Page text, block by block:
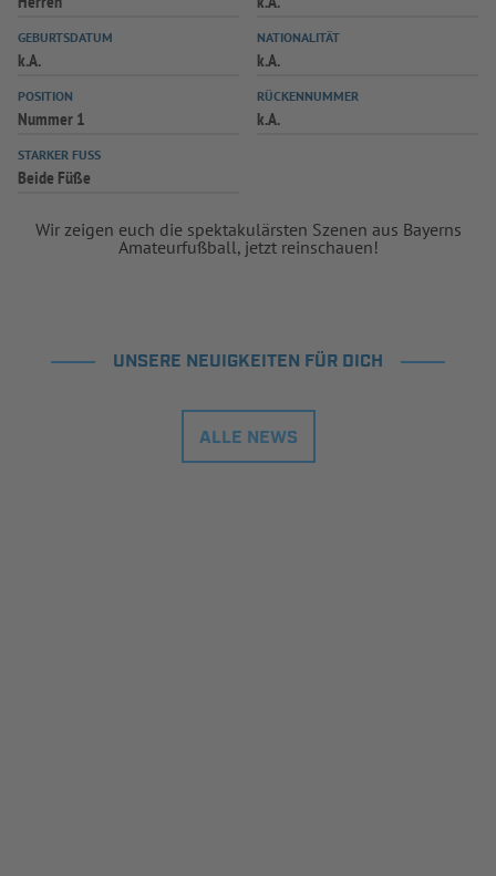
GEBURTSDATUM
k.A.
NATIONALITÄT
k.A.
POSITION
Nummer 1
RÜCKENNUMMER
k.A.
STARKER FUSS
Beide Füße
Wir zeigen euch die spektakulärsten Szenen aus Bayerns
Amateurfußball, jetzt reinschauen!
UNSERE NEUIGKEITEN FÜR DICH
ALLE NEWS